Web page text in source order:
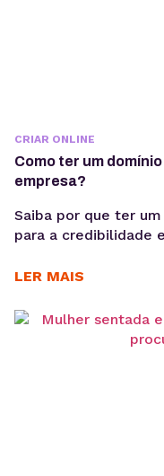
CRIAR ONLINE
Como ter um
empresa?
Saiba por que ter
para a credibilidade
custos envolvidos e
lançar o site da sua
garantir um domínio...
LER MAIS